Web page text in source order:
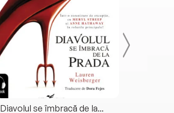
Diavolul se îmbracă de la...